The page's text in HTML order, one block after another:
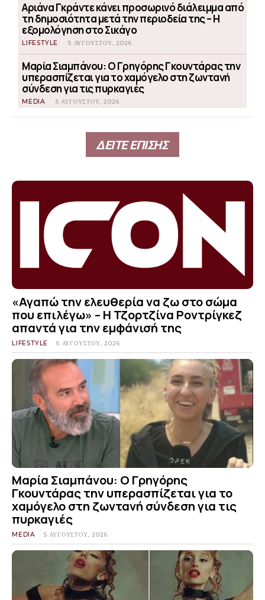
Αριάνα Γκράντε κάνει προσωρινό διάλειμμα από
τη δημοσιότητα μετά την περιοδεία της – Η
εξομολόγηση στο Σικάγο
LIFESTYLE 5 ΑΥΓΟΎΣΤΟΥ, 2026
Μαρία Σιαμπάνου: Ο Γρηγόρης Γκουντάρας την
υπερασπίζεται για το χαμόγελο στη ζωντανή
σύνδεση για τις πυρκαγιές
MEDIA 5 ΑΥΓΟΎΣΤΟΥ, 2026
ΔΕΙΤΕ ΕΠΙΣΗΣ
«Αγαπώ την ελευθερία να ζω στο σώμα
που επιλέγω» – Η Τζορτζίνα Ροντρίγκεζ
απαντά για την εμφάνισή της
LIFESTYLE 5 ΑΥΓΟΎΣΤΟΥ, 2026
Μαρία Σιαμπάνου: Ο Γρηγόρης
Γκουντάρας την υπερασπίζεται για το
χαμόγελο στη ζωντανή σύνδεση για τις
πυρκαγιές
MEDIA 5 ΑΥΓΟΎΣΤΟΥ, 2026